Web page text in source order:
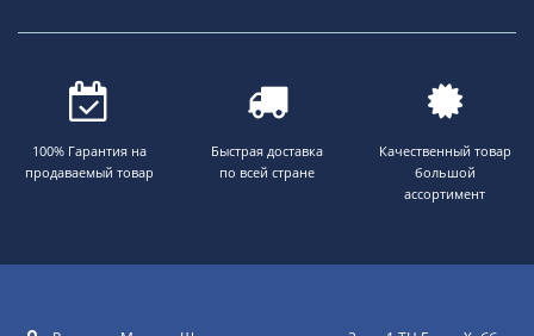
100% Гарантия на
продаваемый товар
Быстрая доставка
по всей стране
Качественный товар
большой
ассортимент